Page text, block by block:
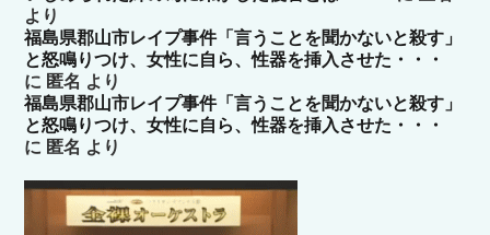
より
福島県郡山市レイプ事件「言うことを聞かないと殺す」
と怒鳴りつけ、女性に自ら、性器を挿入させた・・・
に 匿名 より
福島県郡山市レイプ事件「言うことを聞かないと殺す」
と怒鳴りつけ、女性に自ら、性器を挿入させた・・・
に 匿名 より